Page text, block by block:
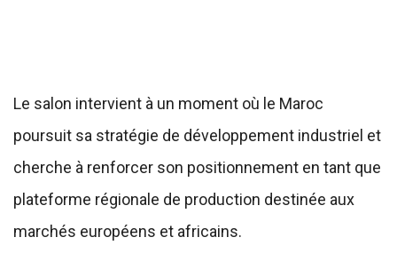
Le salon intervient à un moment où le Maroc
poursuit sa stratégie de développement industriel et
cherche à renforcer son positionnement en tant que
plateforme régionale de production destinée aux
marchés européens et africains.